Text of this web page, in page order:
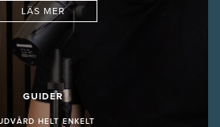
LÄS MER
GUIDER
HELT ENKELT